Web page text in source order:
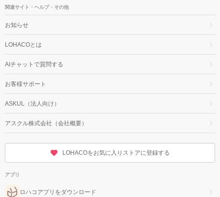
関連サイト・ヘルプ・その他
お知らせ
LOHACOとは
AIチャットで質問する
お客様サポート
ASKUL（法人向け）
アスクル株式会社（会社概要）
LOHACOをお気に入りストアに登録する
アプリ
ロハコアプリをダウンロード